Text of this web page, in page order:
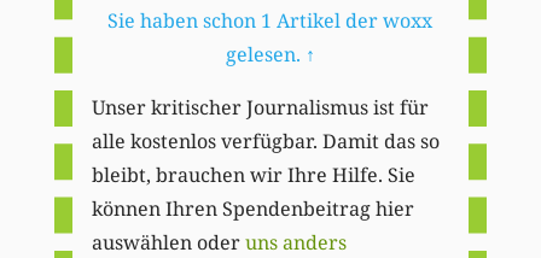
Sie haben schon 1 Artikel der woxx
gelesen. ↑
Unser kritischer Journalismus ist für
alle kostenlos verfügbar. Damit das so
bleibt, brauchen wir Ihre Hilfe. Sie
können Ihren Spendenbeitrag hier
auswählen oderuns anders